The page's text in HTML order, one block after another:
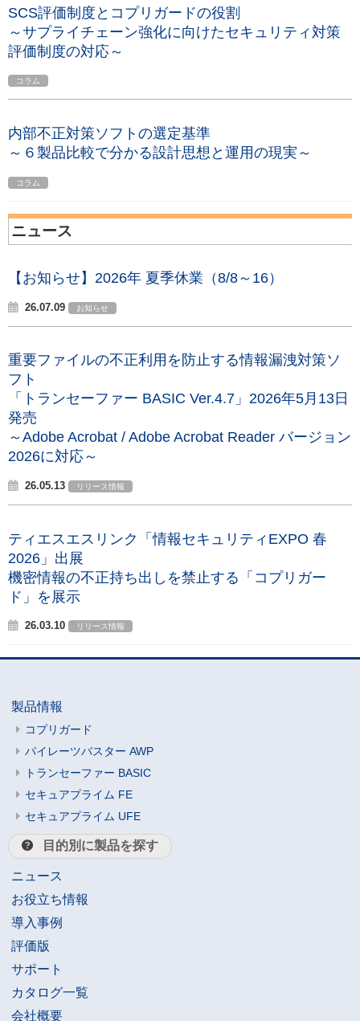
SCS評価制度とコプリガードの役割
～サプライチェーン強化に向けたセキュリティ対策
評価制度の対応～
コラム
内部不正対策ソフトの選定基準
～６製品比較で分かる設計思想と運用の現実～
コラム
ニュース
【お知らせ】2026年 夏季休業（8/8～16）
26.07.09 お知らせ
重要ファイルの不正利用を防止する情報漏洩対策ソ
フト
「トランセーファー BASIC Ver.4.7」2026年5月13日
発売
～Adobe Acrobat / Adobe Acrobat Reader バージョン
2026に対応～
26.05.13 リリース情報
ティエスエスリンク「情報セキュリティEXPO 春
2026」出展
機密情報の不正持ち出しを禁止する「コプリガー
ド」を展示
26.03.10 リリース情報
製品情報
コプリガード
パイレーツバスター AWP
トランセーファー BASIC
セキュアプライム FE
セキュアプライム UFE
目的別に製品を探す
ニュース
お役立ち情報
導入事例
評価版
サポート
カタログ一覧
会社概要